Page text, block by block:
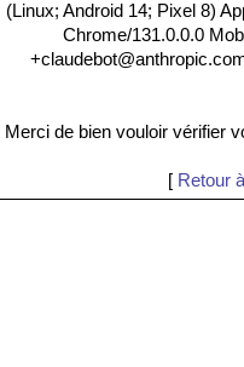
(Linux; Android 14; Pixel 8)
Chrome/131.0.0.0
Merci de bien vouloir vérifier
[ Retour